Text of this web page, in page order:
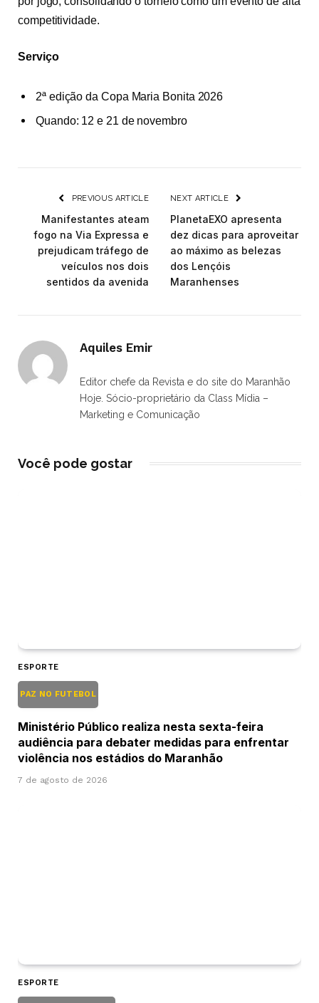
competitividade.
Serviço
2ª edição da Copa Maria Bonita 2026
Quando: 12 e 21 de novembro
PREVIOUS ARTICLE
Manifestantes ateam
fogo na Via Expressa e
prejudicam tráfego de
veículos nos dois
sentidos da avenida
NEXT ARTICLE
PlanetaEXO apresenta
dez dicas para aproveitar
ao máximo as belezas
dos Lençóis
Maranhenses
Aquiles Emir
Editor chefe da Revista e do site do Maranhão
Hoje. Sócio-proprietário da Class Mídia –
Marketing e Comunicação
Você pode gostar
ESPORTE
PAZ NO FUTEBOL
Ministério Público realiza nesta sexta-feira
audiência para debater medidas para enfrentar
violência nos estádios do Maranhão
7 de agosto de 2026
ESPORTE